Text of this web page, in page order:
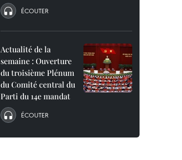
ÉCOUTER
Actualité de la
semaine : Ouverture
du troisième Plénum
du Comité central du
Parti du 14e mandat
ÉCOUTER